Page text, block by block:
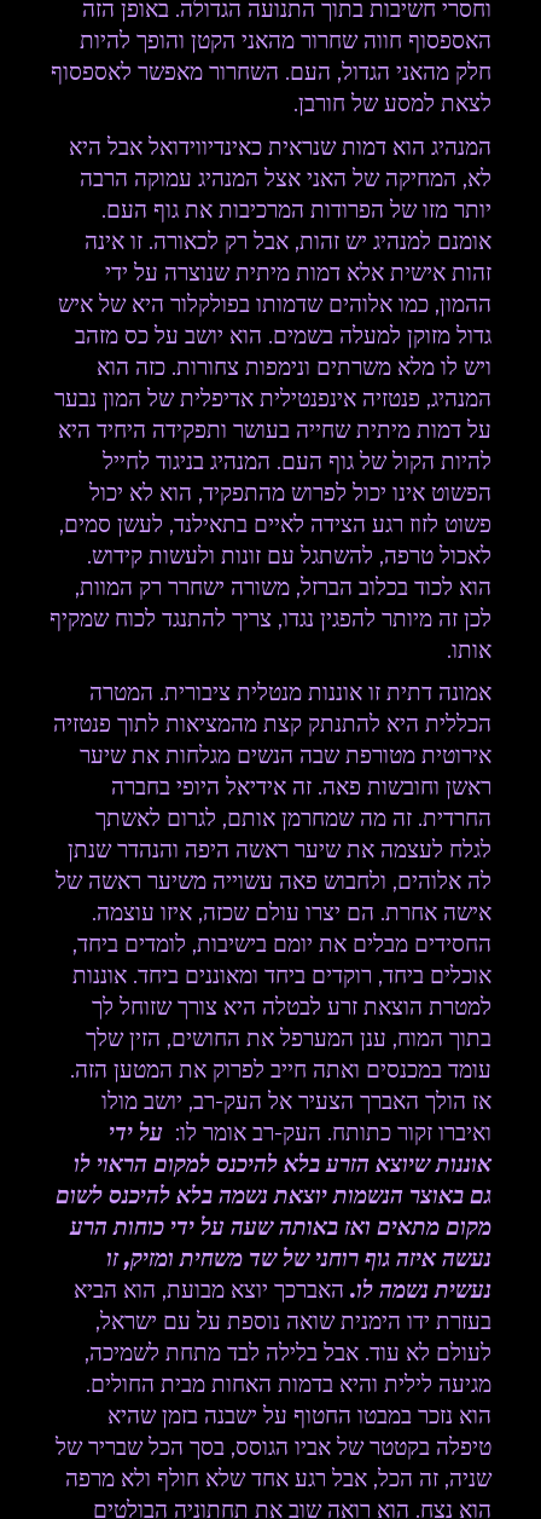
וחסרי חשיבות בתוך התנועה הגדולה. באופן הזה
האספסוף חווה שחרור מהאני הקטן והופך להיות
חלק מהאני הגדול, העם. השחרור מאפשר לאספסוף
לצאת למסע של חורבן.
המנהיג הוא דמות שנראית כאינדיווידואל אבל היא
לא, המחיקה של האני אצל המנהיג עמוקה הרבה
יותר מזו של הפרודות המרכיבות את גוף העם.
אומנם למנהיג יש זהות, אבל רק לכאורה. זו אינה
זהות אישית אלא דמות מיתית שנוצרה על ידי
ההמון, כמו אלוהים שדמותו בפולקלור היא של איש
גדול מזוקן למעלה בשמים. הוא יושב על כס מזהב
ויש לו מלא משרתים ונימפות צחורות. כזה הוא
המנהיג, פנטזיה אינפנטילית אדיפלית של המון נבער
על דמות מיתית שחייה בעושר ותפקידה היחיד היא
להיות הקול של גוף העם. המנהיג בניגוד לחייל
הפשוט אינו יכול לפרוש מהתפקיד, הוא לא יכול
פשוט לזוז רגע הצידה לאיים בתאילנד, לעשן סמים,
לאכול טרפה, להשתגל עם זונות ולעשות קידוש.
הוא לכוד בכלוב הברזל, משורה ישחרר רק המוות,
לכן זה מיותר להפגין נגדו, צריך להתנגד לכוח שמקיף
אותו.
אמונה דתית זו אוננות מנטלית ציבורית. המטרה
הכללית היא להתנתק קצת מהמציאות לתוך פנטזיה
אירוטית מטורפת שבה הנשים מגלחות את שיער
ראשן וחובשות פאה. זה אידיאל היופי בחברה
החרדית. זה מה שמחרמן אותם, לגרום לאשתך
לגלח לעצמה את שיער ראשה היפה והנהדר שנתן
לה אלוהים, ולחבוש פאה עשוייה משיער ראשה של
אישה אחרת. הם יצרו עולם שכזה, איזו עוצמה.
החסידים מבלים את יומם בישיבות, לומדים ביחד,
אוכלים ביחד, רוקדים ביחד ומאוננים ביחד. אוננות
למטרת הוצאת זרע לבטלה היא צורך שזוחל לך
בתוך המוח, ענן המערפל את החושים, הזין שלך
עומד במכנסים ואתה חייב לפרוק את המטען הזה.
אז הולך האברך הצעיר אל העק-רב, יושב מולו
ואיברו זקור כתותח. העק-רב אומר לו: על ידי
אוננות שיוצא הזרע בלא להיכנס למקום הראוי לו
גם באוצר הנשמות יוצאת נשמה בלא להיכנס לשום
מקום מתאים ואז באותה שעה על ידי כוחות הרע
נעשה איזה גוף רוחני של שד משחית ומזיק, זו
נעשית נשמה לו. האברכך יוצא מבועת, הוא הביא
בעזרת ידו הימנית שואה נוספת על עם ישראל,
לעולם לא עוד. אבל בלילה לבד מתחת לשמיכה,
מגיעה לילית והיא בדמות האחות מבית החולים.
הוא נזכר במבטו החטוף על ישבנה בזמן שהיא
טיפלה בקטטר של אביו הגוסס, בסך הכל שבריר של
שניה, זה הכל, אבל רגע אחד שלא חולף ולא מרפה
הוא נצח. הוא רואה שוב את תחתוניה הבולטים